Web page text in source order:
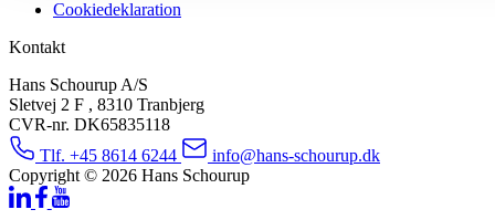
Cookiedeklaration
Kontakt
Hans Schourup A/S
Sletvej 2 F , 8310 Tranbjerg
CVR-nr. DK65835118
Tlf. +45 8614 6244
info@hans-schourup.dk
Copyright © 2026 Hans Schourup